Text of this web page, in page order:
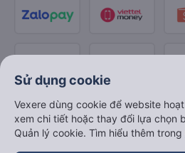
Sử dụng cookie
Vexere dùng cookie để website
xem chi tiết hoặc thay đổi lựa chọn
Quản lý cookie. Tìm hiểu thêm trong